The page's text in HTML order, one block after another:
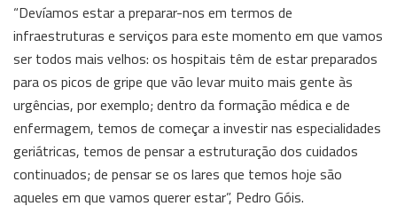
“Devíamos estar a preparar-nos em termos de
infraestruturas e serviços para este momento em que vamos
ser todos mais velhos: os hospitais têm de estar preparados
para os picos de gripe que vão levar muito mais gente às
urgências, por exemplo; dentro da formação médica e de
enfermagem, temos de começar a investir nas especialidades
geriátricas, temos de pensar a estruturação dos cuidados
continuados; de pensar se os lares que temos hoje são
aqueles em que vamos querer estar”, Pedro Góis.